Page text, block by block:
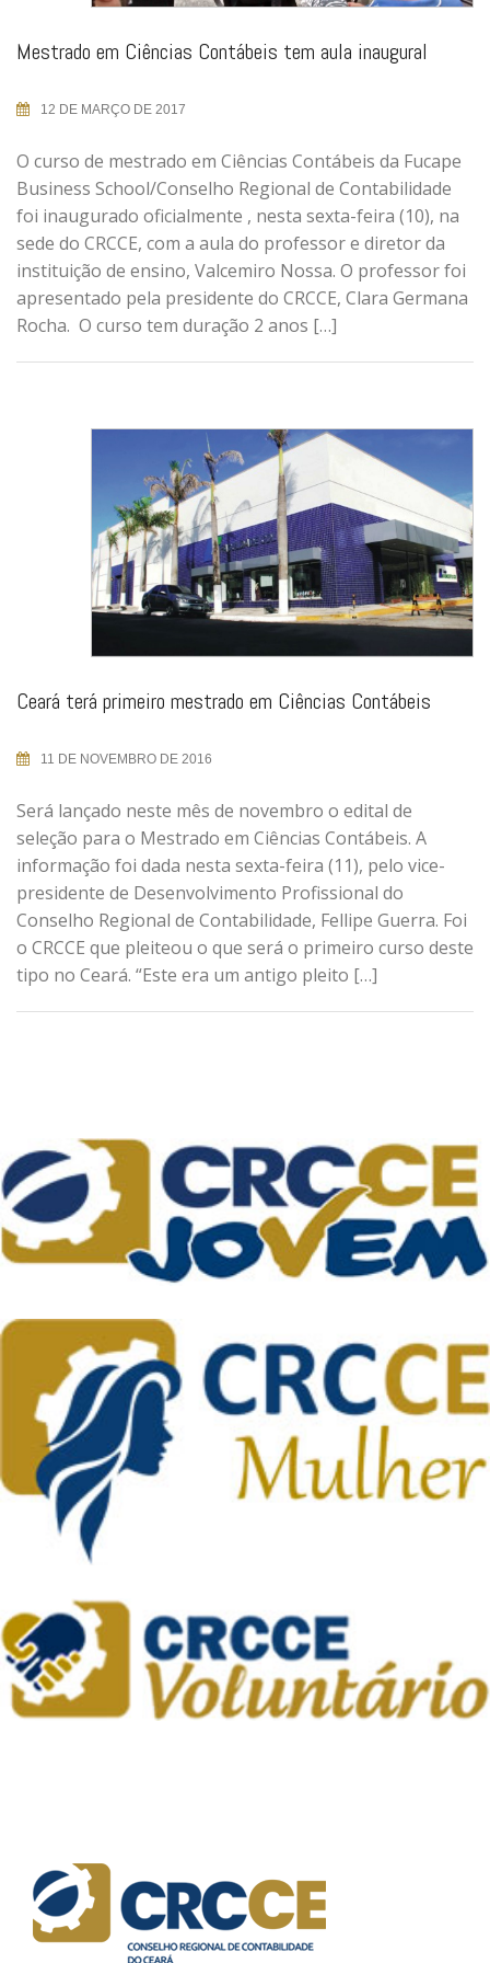
Mestrado em Ciências Contábeis tem aula inaugural
12 DE MARÇO DE 2017
O curso de mestrado em Ciências Contábeis da Fucape
Business School/Conselho Regional de Contabilidade
foi inaugurado oficialmente , nesta sexta-feira (10), na
sede do CRCCE, com a aula do professor e diretor da
instituição de ensino, Valcemiro Nossa. O professor foi
apresentado pela presidente do CRCCE, Clara Germana
Rocha. O curso tem duração 2 anos […]
Ceará terá primeiro mestrado em Ciências Contábeis
11 DE NOVEMBRO DE 2016
Será lançado neste mês de novembro o edital de
seleção para o Mestrado em Ciências Contábeis. A
informação foi dada nesta sexta-feira (11), pelo vice-
presidente de Desenvolvimento Profissional do
Conselho Regional de Contabilidade, Fellipe Guerra. Foi
o CRCCE que pleiteou o que será o primeiro curso deste
tipo no Ceará. “Este era um antigo pleito […]